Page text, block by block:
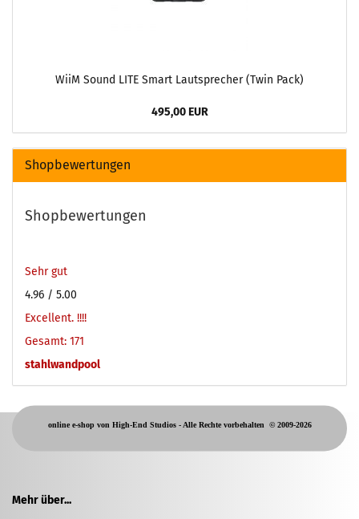
WiiM Sound LITE Smart Lautsprecher (Twin Pack)
495,00 EUR
Shopbewertungen
Shopbewertungen
Sehr gut
4.96 / 5.00
Excellent. !!!!
Gesamt: 171
stahlwandpool
online e-shop von High-End Studios -Alle Rechte vorbehalten © 2009-2026
Mehr über...